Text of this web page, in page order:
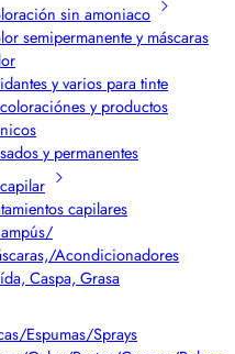
sin amoniaco
semipermanente y máscaras
y varios para tinte
y productos
y permanentes
capilares
Acondicionadores
Caspa, Grasa
Espumas/Sprays